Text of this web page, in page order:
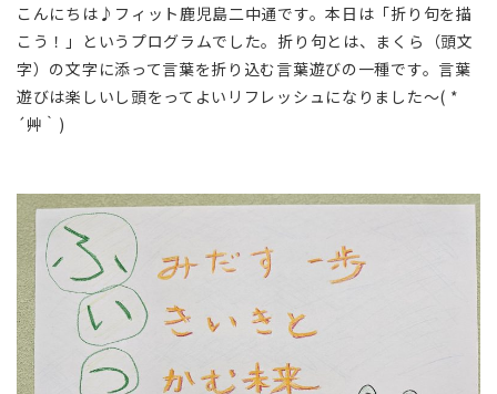
こんにちは♪フィット鹿児島二中通です。本日は「折り句を描
こう！」というプログラムでした。折り句とは、まくら（頭文
字）の文字に添って言葉を折り込む言葉遊びの一種です。言葉
遊びは楽しいし頭をってよいリフレッシュになりました～( *
´艸｀)